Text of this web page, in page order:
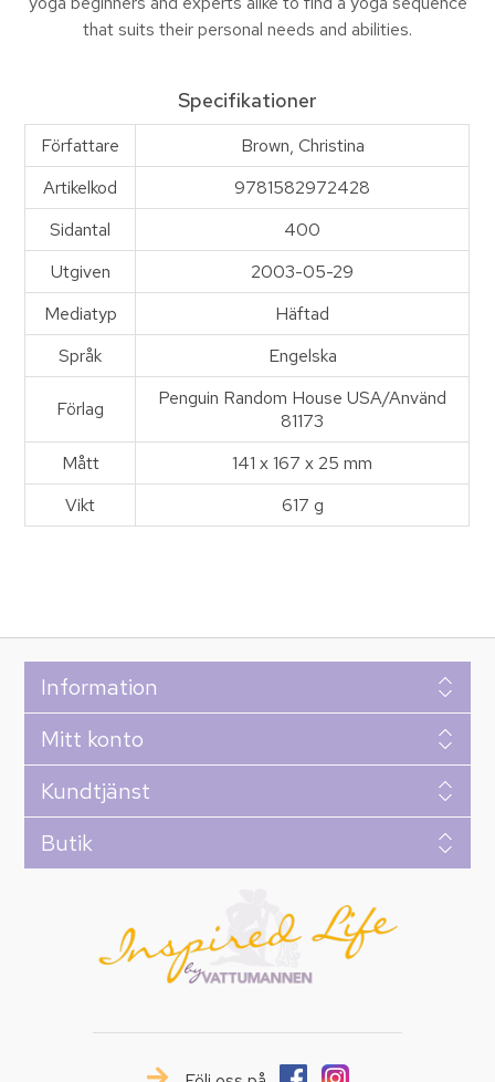
that suits their personal needs and abilities.
Specifikationer
Författare
Brown, Christina
Artikelkod
9781582972428
Sidantal
400
Utgiven
2003-05-29
Mediatyp
Häftad
Språk
Engelska
Förlag
Penguin Random House USA/Använd
81173
Mått
141 x 167 x 25 mm
Vikt
617 g
Information
Mitt konto
Kundtjänst
Butik